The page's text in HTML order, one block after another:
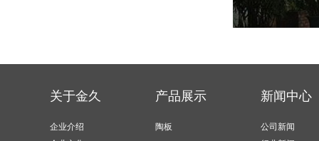
关于金久
企业介绍
产品展示
陶板
新闻中心
公司新闻